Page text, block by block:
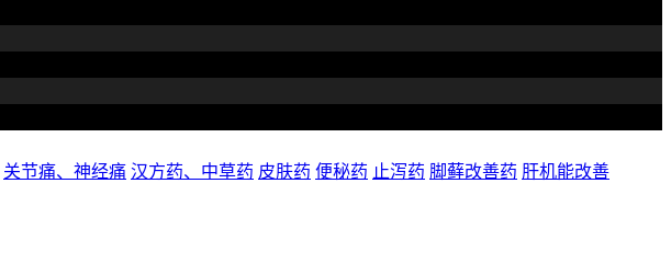
关节痛、神经痛 汉方药、中草药 皮肤药 便秘药 止泻药 脚藓改善药 肝机能改善